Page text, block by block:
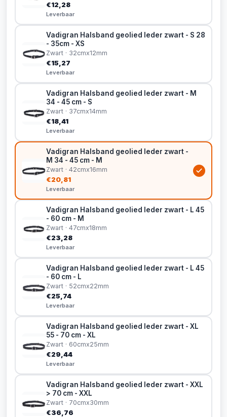
€12,28
Leverbaar
Vadigran Halsband geolied leder zwart - S 28
- 35cm - XS
Zwart · 32cmx12mm
€15,27
Leverbaar
Vadigran Halsband geolied leder zwart - M
34 - 45 cm - S
Zwart · 37cmx14mm
€18,41
Leverbaar
Vadigran Halsband geolied leder zwart -
M 34 - 45 cm - M
Zwart · 42cmx16mm
€20,81
Leverbaar
Vadigran Halsband geolied leder zwart - L 45
- 60 cm - M
Zwart · 47cmx18mm
€23,28
Leverbaar
Vadigran Halsband geolied leder zwart - L 45
- 60 cm - L
Zwart · 52cmx22mm
€25,74
Leverbaar
Vadigran Halsband geolied leder zwart - XL
55 - 70 cm - XL
Zwart · 60cmx25mm
€29,44
Leverbaar
Vadigran Halsband geolied leder zwart - XXL
> 70 cm - XXL
Zwart · 70cmx30mm
€36,76